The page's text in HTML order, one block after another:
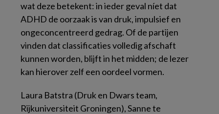
wat deze betekent: in ieder geval níet dat
ADHD de oorzaak is van druk, impulsief en
ongeconcentreerd gedrag. Of de partijen
vinden dat classificaties volledig afschaft
kunnen worden, blijft in het midden; de lezer
kan hierover zelf een oordeel vormen.
Laura Batstra (Druk en Dwars team,
Rijkuniversiteit Groningen), Sanne te